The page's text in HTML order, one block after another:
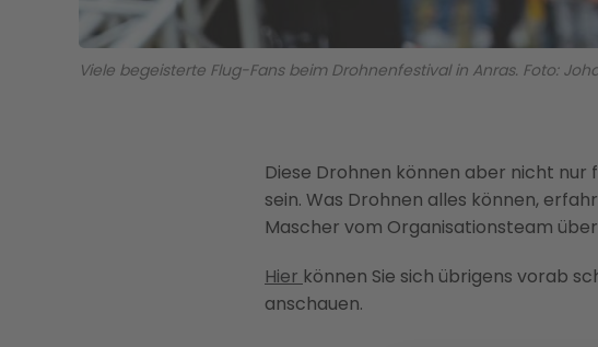
Viele begeisterte Flug-Fans beim Drohnenfestival in Anras. Foto:
Diese Drohnen können aber nicht
sein. Was Drohnen alles können,
Mascher vom Organisationsteam
Hier können Sie sich übrigens vorab
anschauen.